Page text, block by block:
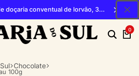
de lorvão, 3, 4 e 5 de outubro 2026, penacova
0
Chocolate
100g